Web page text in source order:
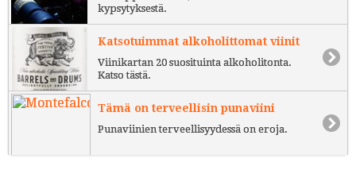
kypsytyksestä.
Katsotuimmat alkoholittomat viinit
Viinikartan 20 suosituinta alkoholitonta.
Katso tästä.
Tämä on terveellisin punaviini
Punaviinien terveellisyydessä on eroja.